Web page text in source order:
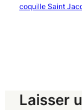
coquille Saint
Laisser